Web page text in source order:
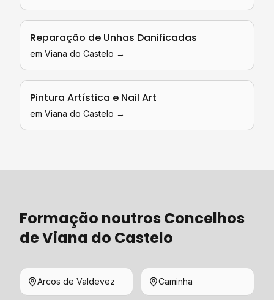
Reparação de Unhas Danificadas
em Viana do Castelo →
Pintura Artística e Nail Art
em Viana do Castelo →
Formação noutros Concelhos
deViana do Castelo
Arcos de Valdevez Caminha